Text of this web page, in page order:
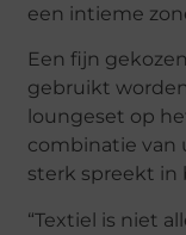
een intieme
Een fijn
gebruikt
loungeset op
combinatie van
sterk spreekt in
“Textiel is niet